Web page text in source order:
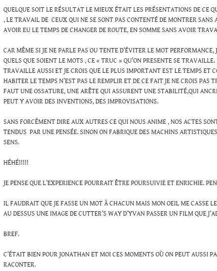
QUELQUE SOIT LE RÉSULTAT LE MIEUX ÉTAIT LES PRÉSENTATIONS DE CE
, LE TRAVAIL DE CEUX QUI NE SE SONT PAS CONTENTÉ DE MONTRER SANS
AVOIR EU LE TEMPS DE CHANGER DE ROUTE, EN SOMME SANS AVOIR
CAR MÊME SI JE NE PARLE PAS OU TENTE D’ÉVITER LE MOT PERFORMANCE,
QUELS QUE SOIENT LE MOTS , CE « TRUC » QU’ON PRESENTE SE
TRAVAILLE AUSSI ET JE CROIS QUE LE PLUS IMPORTANT EST LE TEMPS ET
HABITER LE TEMPS N’EST PAS LE REMPLIR ET DE CE FAIT JE NE CROIS PAS
FAUT UNE OSSATURE, UNE ARÊTE QUI ASSURENT UNE STABILITÉ,QUI
PEUT Y AVOIR DES INVENTIONS, DES IMPROVISATIONS.
SANS FORCÉMENT DIRE AUX AUTRES CE QUI NOUS ANIME , NOS ACTES
TENDUS PAR UNE PENSÉE. SINON ON FABRIQUE DES MACHINS
SENS.
HÉHÉ!!!!!
JE PENSE QUE L’EXPERIENCE POURRAIT ÊTRE POURSUIVIE ET ENRICHIE.
IL FAUDRAIT QUE JE FASSE UN MOT À CHACUN MAIS MON OEIL ME CASSE
AU DESSUS UNE IMAGE DE CUTTER’S WAY D’YVAN PASSER UN FILM QUE
BREF.
C’ÉTAIT BIEN POUR JONATHAN ET MOI CES MOMENTS OÙ ON PEUT AUSSI
RACONTER.